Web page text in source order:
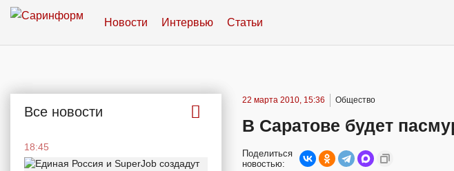
Новости Интервью Статьи
Все новости
18:45
22 марта 2010, 15:36 Общество
В Саратове будет
Поделиться
новостью: